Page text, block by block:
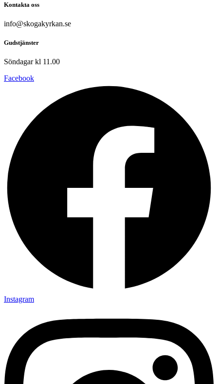
Kontakta oss
info@skogakyrkan.se
Gudstjänster
Söndagar kl 11.00
Facebook
Instagram